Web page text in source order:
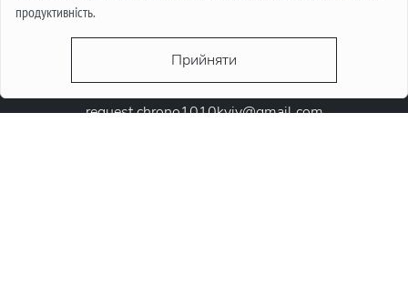
продуктивність.
Прийняти
request.chrono1010kyiv@gmail.com